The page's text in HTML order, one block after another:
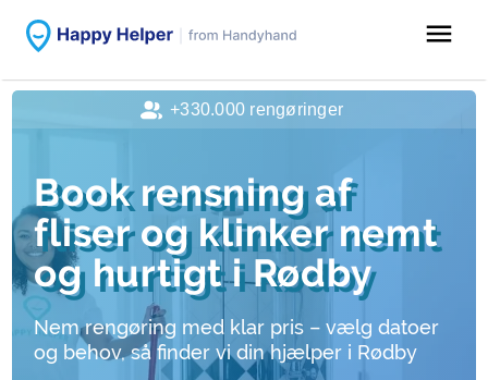
menu
Book rensning af
fliser og klinker nemt
og hurtigt i Rødby
Nem rengøring med klar pris – vælg datoer
og behov, så finder vi din hjælper i Rødby
+330.000 rengøringer